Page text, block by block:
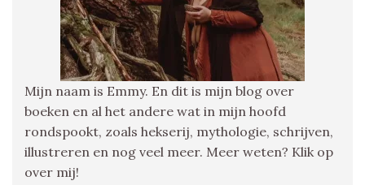
Mijn naam is Emmy. En dit is mijn blog over
boeken en al het andere wat in mijn hoofd
rondspookt, zoals hekserij, mythologie, schrijven,
illustreren en nog veel meer. Meer weten? Klik op
over mij!